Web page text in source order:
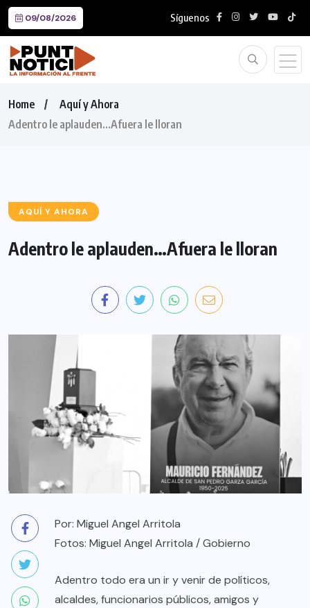
09/08/2026 Síguenos
Home
Aquí y Ahora
Adentro le aplauden…Afuera le lloran
AQUÍ Y AHORA
Adentro le aplauden…Afuera le lloran
Por: Miguel Angel Arritola
Fotos: Miguel Angel Arritola / Gobierno
Adentro todo era un ir y venir de políticos,
alcaldes, funcionarios públicos, amigos y